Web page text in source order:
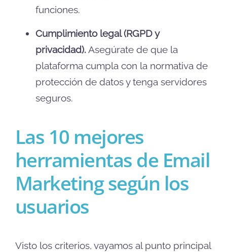
funciones.
Cumplimiento legal (RGPD y
privacidad).Asegúrate de que la
plataforma cumpla con la normativa de
protección de datos y tenga servidores
seguros.
Las 10 mejores
herramientas de Email
Marketing según los
usuarios
Visto los criterios, vayamos al punto principal